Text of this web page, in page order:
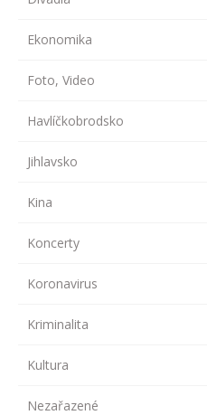
Ekonomika
Foto, Video
Havlíčkobrodsko
Jihlavsko
Kina
Koncerty
Koronavirus
Kriminalita
Kultura
Nezařazené